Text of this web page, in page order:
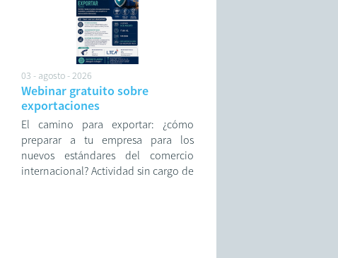
03 - agosto - 2026
Webinar gratuito sobre
exportaciones
El camino para exportar: ¿cómo
preparar a tu empresa para los
nuevos estándares del comercio
internacional? Actividad sin cargo de